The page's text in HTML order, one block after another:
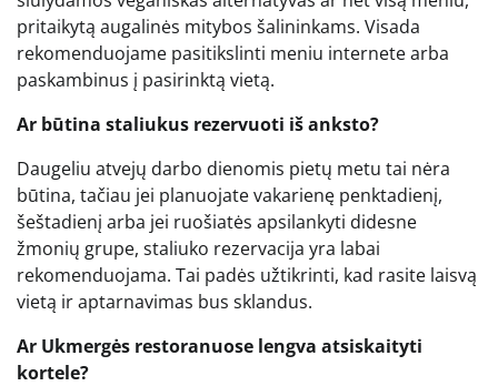
pritaikytą augalinės mitybos šalininkams. Visada
rekomenduojame pasitikslinti meniu internete arba
paskambinus į pasirinktą vietą.
Ar būtina staliukus rezervuoti iš anksto?
Daugeliu atvejų darbo dienomis pietų metu tai nėra
būtina, tačiau jei planuojate vakarienę penktadienį,
šeštadienį arba jei ruošiatės apsilankyti didesne
žmonių grupe, staliuko rezervacija yra labai
rekomenduojama. Tai padės užtikrinti, kad rasite laisvą
vietą ir aptarnavimas bus sklandus.
Ar Ukmergės restoranuose lengva atsiskaityti
kortele?